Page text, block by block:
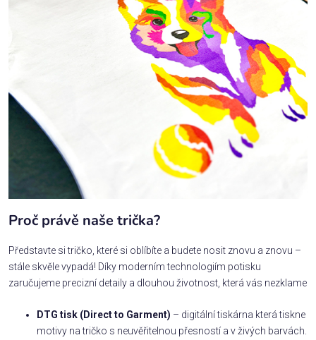
Proč právě naše trička?
Představte si tričko, které si oblíbíte a budete nosit znovu a znovu –
stále skvěle vypadá! Díky moderním technologiím potisku
zaručujeme precizní detaily a dlouhou životnost, která vás nezklame
DTG tisk (Direct to Garment) – digitální tiskárna která tiskne
motivy na tričko s neuvěřitelnou přesností a v živých barvách.